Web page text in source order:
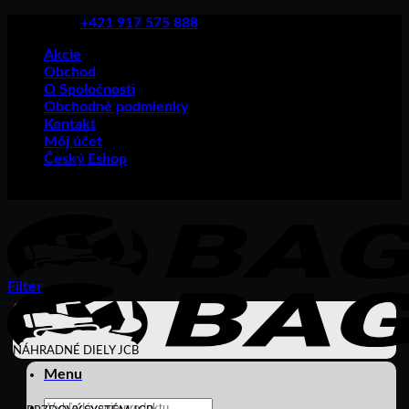
content
+421 917 575 888
Akcie
Obchod
O Spoločnosti
Obchodné podmienky
Kontakt
Môj účet
Český Eshop
Menu
Products
Filter
NÁHRADNÉ DIELY JCB